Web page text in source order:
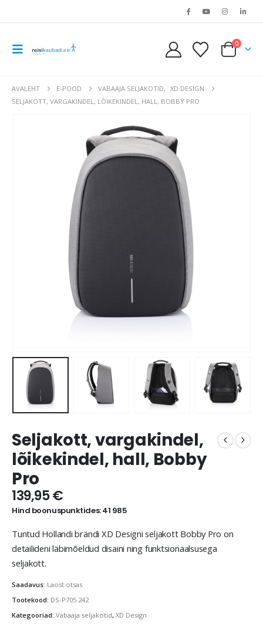
0
AVALEHT E-POOD VABAAJA SELJAKOTID, XD DESIGN
SELJAKOTT, VARGAKINDEL, LÕIKEKINDEL, HALL, BOBBY PRO
Seljakott, vargakindel,
lõikekindel, hall, Bobby
Pro
139,95€
Hind boonuspunktides: 41 985
Tuntud Hollandi brändi XD Designi seljakott Bobby Pro on
detailideni läbimõeldud disaini ning funktsionaalsusega
seljakott.
Saadavus: Laost otsas
Tootekood: DS-P705.242
Kategooriad: Vabaaja seljakotid, XD Design